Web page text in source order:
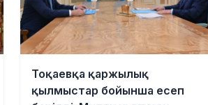
Тоқаевқа қаржылық
қылмыстар бойынша есеп